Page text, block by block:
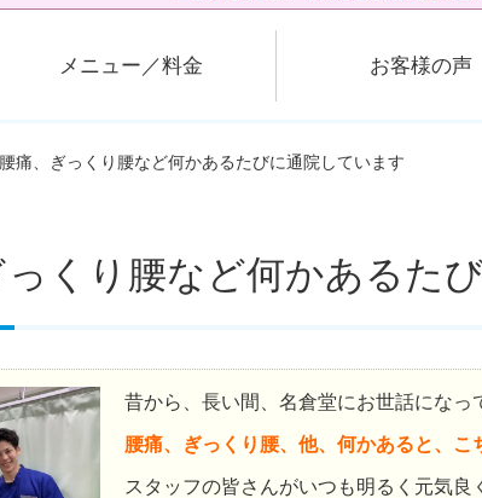
メニュー／料金 お客様の声
痛、ぎっくり腰など何かあるたびに通院しています
っくり腰など何かあるた
昔から、長い間、名倉堂にお世話になっ
腰痛、ぎっくり腰、他、何かあると、こ
スタッフの皆さんがいつも明るく元気良